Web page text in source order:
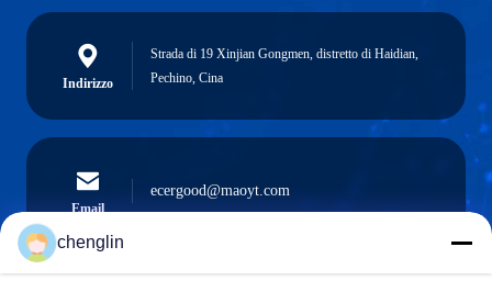
Indirizzo
Strada di 19 Xinjian Gongmen, distretto di Haidian,
Pechino, Cina
Email
ecergood@maoyt.com
chenglin